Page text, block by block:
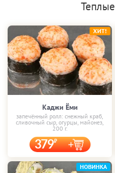
Каджи Ёми
запечённый ролл: снежный краб,
сливочный сыр, огурцы, майонез,
200 г.
379
ХИТ!
НОВИНКА